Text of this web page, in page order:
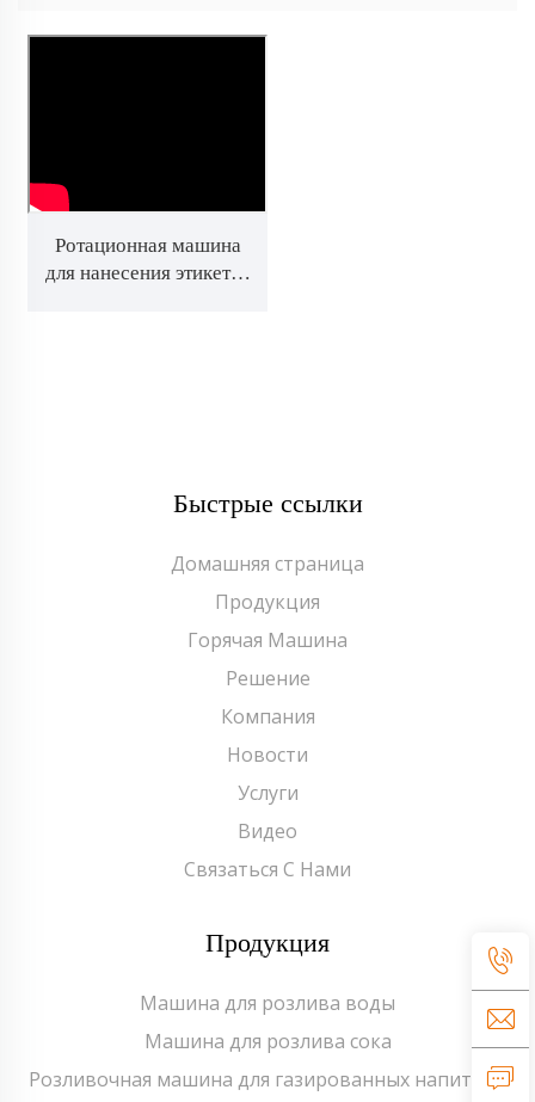
Ротационная машина
для нанесения этикеток
Быстрые ссылки
Домашняя страница
Продукция
Горячая Машина
Решение
Компания
Новости
Услуги
Видео
Связаться С Нами
Продукция
Машина для розлива воды
Машина для розлива сока
Розливочная машина для газированных напитков